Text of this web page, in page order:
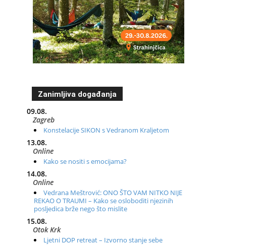
Zanimljiva događanja
09.08.
Zagreb
Konstelacije SIKON s Vedranom Kraljetom
13.08.
Online
Kako se nositi s emocijama?
14.08.
Online
Vedrana Meštrović: ONO ŠTO VAM NITKO NIJE
REKAO O TRAUMI – Kako se osloboditi njezinih
posljedica brže nego što mislite
15.08.
Otok Krk
Ljetni DOP retreat – Izvorno stanje sebe